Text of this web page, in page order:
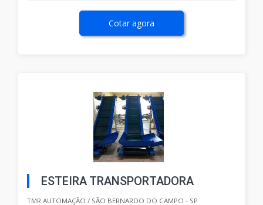
Cotar agora
ESTEIRA TRANSPORTADORA
TMR AUTOMAÇÃO / SÃO BERNARDO DO CAMPO - SP